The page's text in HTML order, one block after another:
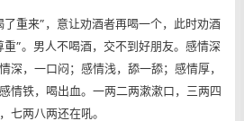
重来”，意让劝酒者再喝一个，此时劝酒
”。男人不喝酒，交不到好朋友。感情深
深，一口闷；感情浅，舔一舔；感情厚，
情铁，喝出血。一两二两漱漱口，三两四
七两八两还在吼。